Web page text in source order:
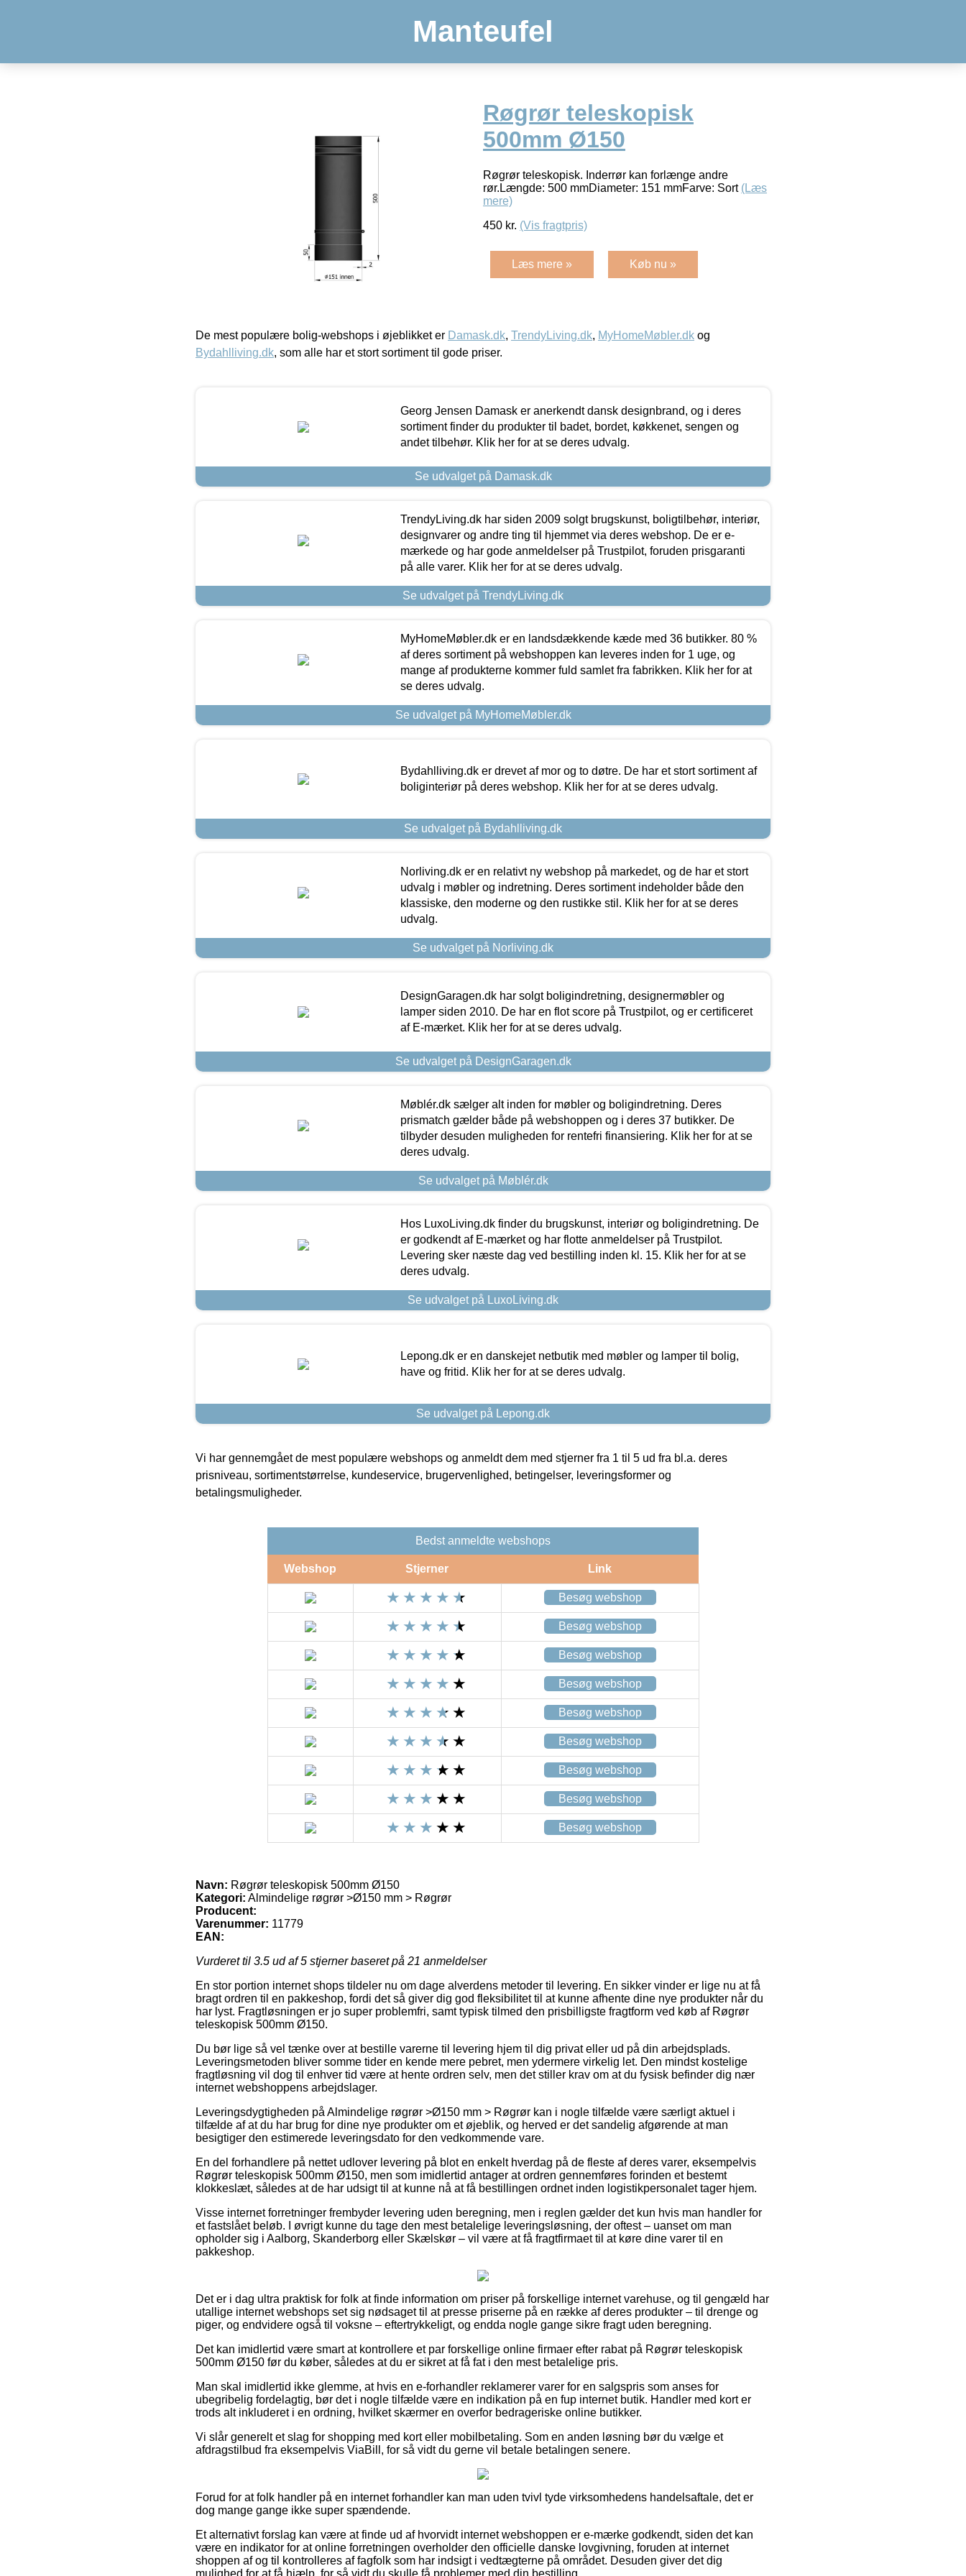
Manteufel
Røgrør teleskopisk
500mm Ø150
Røgrør teleskopisk. Inderrør kan forlænge andre
rør.Længde: 500 mmDiameter: 151 mmFarve: Sort (Læs
mere)
450 kr. (Vis fragtpris)
Læs mere » Køb nu »
De mest populære bolig-webshops i øjeblikket er Damask.dk, TrendyLiving.dk, MyHomeMøbler.dk og
Bydahlliving.dk, som alle har et stort sortiment til gode priser.
Georg Jensen Damask er anerkendt dansk designbrand, og i deres
sortiment finder du produkter til badet, bordet, køkkenet, sengen og
andet tilbehør. Klik her for at se deres udvalg.
Se udvalget på Damask.dk
TrendyLiving.dk har siden 2009 solgt brugskunst, boligtilbehør, interiør,
designvarer og andre ting til hjemmet via deres webshop. De er e-
mærkede og har gode anmeldelser på Trustpilot, foruden prisgaranti
på alle varer. Klik her for at se deres udvalg.
Se udvalget på TrendyLiving.dk
MyHomeMøbler.dk er en landsdækkende kæde med 36 butikker. 80 %
af deres sortiment på webshoppen kan leveres inden for 1 uge, og
mange af produkterne kommer fuld samlet fra fabrikken. Klik her for at
se deres udvalg.
Se udvalget på MyHomeMøbler.dk
Bydahlliving.dk er drevet af mor og to døtre. De har et stort sortiment af
boliginteriør på deres webshop. Klik her for at se deres udvalg.
Se udvalget på Bydahlliving.dk
Norliving.dk er en relativt ny webshop på markedet, og de har et stort
udvalg i møbler og indretning. Deres sortiment indeholder både den
klassiske, den moderne og den rustikke stil. Klik her for at se deres
udvalg.
Se udvalget på Norliving.dk
DesignGaragen.dk har solgt boligindretning, designermøbler og
lamper siden 2010. De har en flot score på Trustpilot, og er certificeret
af E-mærket. Klik her for at se deres udvalg.
Se udvalget på DesignGaragen.dk
Møblér.dk sælger alt inden for møbler og boligindretning. Deres
prismatch gælder både på webshoppen og i deres 37 butikker. De
tilbyder desuden muligheden for rentefri finansiering. Klik her for at se
deres udvalg.
Se udvalget på Møblér.dk
Hos LuxoLiving.dk finder du brugskunst, interiør og boligindretning. De
er godkendt af E-mærket og har flotte anmeldelser på Trustpilot.
Levering sker næste dag ved bestilling inden kl. 15. Klik her for at se
deres udvalg.
Se udvalget på LuxoLiving.dk
Lepong.dk er en danskejet netbutik med møbler og lamper til bolig,
have og fritid. Klik her for at se deres udvalg.
Se udvalget på Lepong.dk
Vi har gennemgået de mest populære webshops og anmeldt dem med stjerner fra 1 til 5 ud fra bl.a. deres
prisniveau, sortimentstørrelse, kundeservice, brugervenlighed, betingelser, leveringsformer og
betalingsmuligheder.
Bedst anmeldte webshops
Webshop Stjerner Link
Besøg webshop
Besøg webshop
Besøg webshop
Besøg webshop
Besøg webshop
Besøg webshop
Besøg webshop
Besøg webshop
Besøg webshop
Navn: Røgrør teleskopisk 500mm Ø150
Kategori: Almindelige røgrør >Ø150 mm > Røgrør
Producent:
Varenummer: 11779
EAN:
Vurderet til 3.5 ud af 5 stjerner baseret på 21 anmeldelser
En stor portion internet shops tildeler nu om dage alverdens metoder til levering. En sikker vinder er lige nu at få
bragt ordren til en pakkeshop, fordi det så giver dig god fleksibilitet til at kunne afhente dine nye produkter når du
har lyst. Fragtløsningen er jo super problemfri, samt typisk tilmed den prisbilligste fragtform ved køb af Røgrør
teleskopisk 500mm Ø150.
Du bør lige så vel tænke over at bestille varerne til levering hjem til dig privat eller ud på din arbejdsplads.
Leveringsmetoden bliver somme tider en kende mere pebret, men ydermere virkelig let. Den mindst kostelige
fragtløsning vil dog til enhver tid være at hente ordren selv, men det stiller krav om at du fysisk befinder dig nær
internet webshoppens arbejdslager.
Leveringsdygtigheden på Almindelige røgrør >Ø150 mm > Røgrør kan i nogle tilfælde være særligt aktuel i
tilfælde af at du har brug for dine nye produkter om et øjeblik, og herved er det sandelig afgørende at man
besigtiger den estimerede leveringsdato for den vedkommende vare.
En del forhandlere på nettet udlover levering på blot en enkelt hverdag på de fleste af deres varer, eksempelvis
Røgrør teleskopisk 500mm Ø150, men som imidlertid antager at ordren gennemføres forinden et bestemt
klokkeslæt, således at de har udsigt til at kunne nå at få bestillingen ordnet inden logistikpersonalet tager hjem.
Visse internet forretninger frembyder levering uden beregning, men i reglen gælder det kun hvis man handler for
et fastslået beløb. I øvrigt kunne du tage den mest betalelige leveringsløsning, der oftest – uanset om man
opholder sig i Aalborg, Skanderborg eller Skælskør – vil være at få fragtfirmaet til at køre dine varer til en
pakkeshop.
Det er i dag ultra praktisk for folk at finde information om priser på forskellige internet varehuse, og til gengæld har
utallige internet webshops set sig nødsaget til at presse priserne på en række af deres produkter – til drenge og
piger, og endvidere også til voksne – eftertrykkeligt, og endda nogle gange sikre fragt uden beregning.
Det kan imidlertid være smart at kontrollere et par forskellige online firmaer efter rabat på Røgrør teleskopisk
500mm Ø150 før du køber, således at du er sikret at få fat i den mest betalelige pris.
Man skal imidlertid ikke glemme, at hvis en e-forhandler reklamerer varer for en salgspris som anses for
ubegribelig fordelagtig, bør det i nogle tilfælde være en indikation på en fup internet butik. Handler med kort er
trods alt inkluderet i en ordning, hvilket skærmer en overfor bedrageriske online butikker.
Vi slår generelt et slag for shopping med kort eller mobilbetaling. Som en anden løsning bør du vælge et
afdragstilbud fra eksempelvis ViaBill, for så vidt du gerne vil betale betalingen senere.
Forud for at folk handler på en internet forhandler kan man uden tvivl tyde virksomhedens handelsaftale, det er
dog mange gange ikke super spændende.
Et alternativt forslag kan være at finde ud af hvorvidt internet webshoppen er e-mærke godkendt, siden det kan
være en indikator for at online forretningen overholder den officielle danske lovgivning, foruden at internet
shoppen af og til kontrolleres af fagfolk som har indsigt i vedtægterne på området. Desuden giver det dig